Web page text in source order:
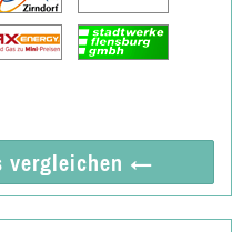
vergleichen ←